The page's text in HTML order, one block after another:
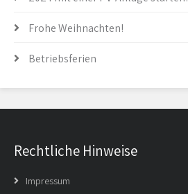
Frohe Weihnachten!
Betriebsferien
Rechtliche Hinweise
Impressum